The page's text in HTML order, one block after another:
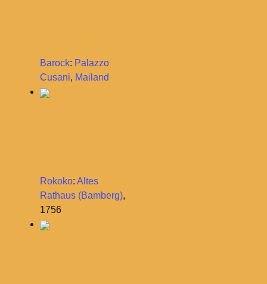
Barock: Palazzo
Cusani, Mailand
Rokoko: Altes
Rathaus (Bamberg),
1756